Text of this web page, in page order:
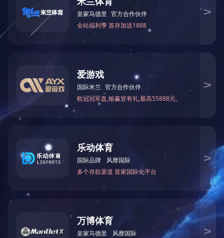
积113亩，总投资约2亿元。该项目以沅江、常德等地卵石为原
工艺和自动化控制系统，生产可以与天然河砂媲美的优质机制